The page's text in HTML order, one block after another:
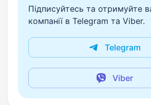
Підписуйтесь та отримуйте
компанії в Telegram та Viber.
Telegram
Viber